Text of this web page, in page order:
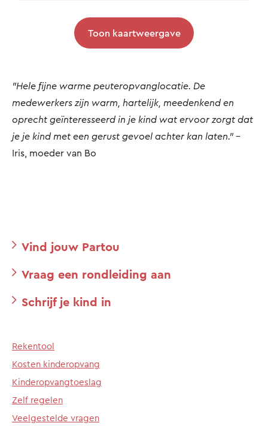
Toon kaartweergave
"Hele fijne warme peuteropvanglocatie. De
medewerkers zijn warm, hartelijk, meedenkend en
oprecht geïnteresseerd in je kind wat ervoor zorgt dat
je je kind met een gerust gevoel achter kan laten."-
Iris, moeder van Bo
Vind jouw Partou
Vraag een rondleiding aan
Schrijf je kind in
Rekentool
Kosten kinderopvang
Kinderopvangtoeslag
Zelf regelen
Veelgestelde vragen